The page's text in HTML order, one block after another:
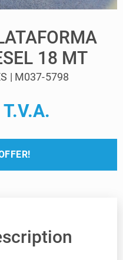
18 MT
| M037-5798